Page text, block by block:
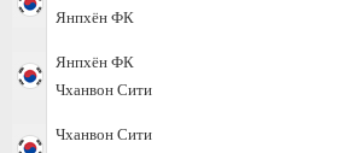
Янпхён ФК
Янпхён ФК
Чханвон Сити
Чханвон Сити